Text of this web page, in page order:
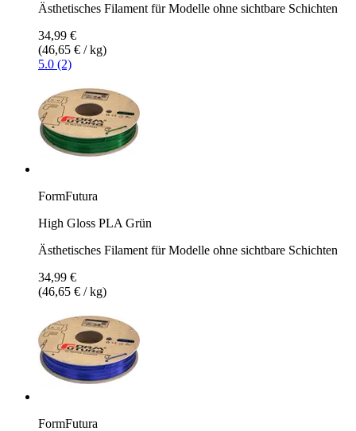
Ästhetisches Filament für Modelle ohne sichtbare Schichten
34,99 €
(46,65 € / kg)
5.0 (2)
FormFutura
High Gloss PLA Grün
Ästhetisches Filament für Modelle ohne sichtbare Schichten
34,99 €
(46,65 € / kg)
FormFutura